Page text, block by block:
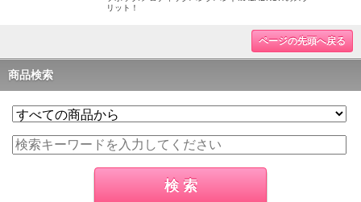
リット！
ページの先頭へ戻る
商品検索